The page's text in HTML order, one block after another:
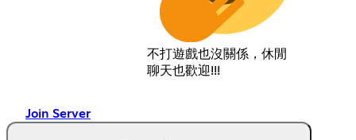
不打遊戲也沒關係，休閒
聊天也歡迎!!!
Join Server